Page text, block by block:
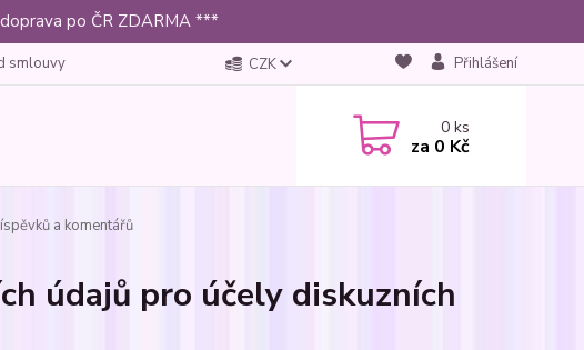
po ČR ZDARMA ***
smlouvy CZK Přihlášení
0ks
za 0 Kč
a komentářů
údajů pro účely diskuzních